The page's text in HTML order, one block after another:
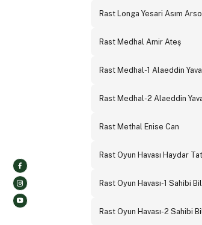
Rast Longa Yesari Asım
Rast Medhal Amir Ateş
Rast Medhal-1 Alaeddin
Rast Medhal-2 Alaeddin
Rast Methal Enise Can
Rast Oyun Havası Haydar
Rast Oyun Havası-1 Sahibi
Rast Oyun Havası-2 Sahibi